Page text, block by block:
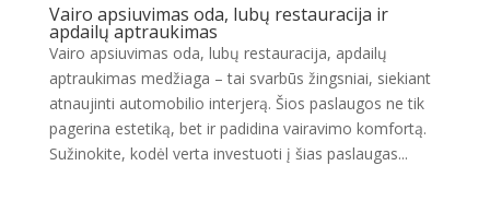
Vairo apsiuvimas oda, lubų restauracija ir
apdailų aptraukimas
Vairo apsiuvimas oda, lubų restauracija, apdailų
aptraukimas medžiaga – tai svarbūs žingsniai, siekiant
atnaujinti automobilio interjerą. Šios paslaugos ne tik
pagerina estetiką, bet ir padidina vairavimo komfortą.
Sužinokite, kodėl verta investuoti į šias paslaugas...